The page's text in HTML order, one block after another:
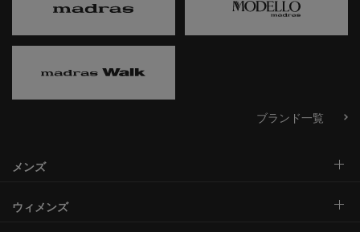
ブランド一覧
メンズ
ウィメンズ